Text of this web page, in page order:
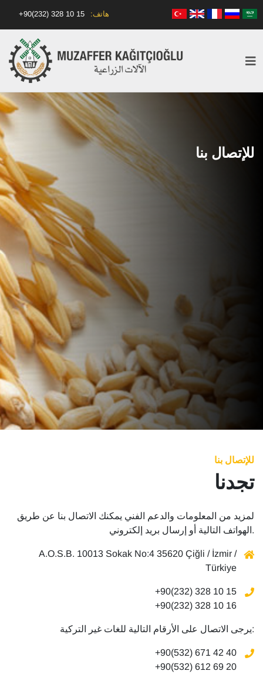
هاتف: +90(232) 328 10 15
الآلات
للإتصال بنا
للإتصال بنا
تجدنا
لمزيد من المعلومات والدعم الفني يمكنك الاتصال بنا عن طريق
الهواتف التالية أو إرسال بريد إلكتروني.
A.O.S.B. 10013 Sokak No:4 35620 Çiğli / İzmir /
Türkiye
+90(232) 328 10 15
+90(232) 328 10 16
يرجى الاتصال على الأرقام التالية للغات غير التركية:
+90(532) 671 42 40
+90(532) 612 69 20